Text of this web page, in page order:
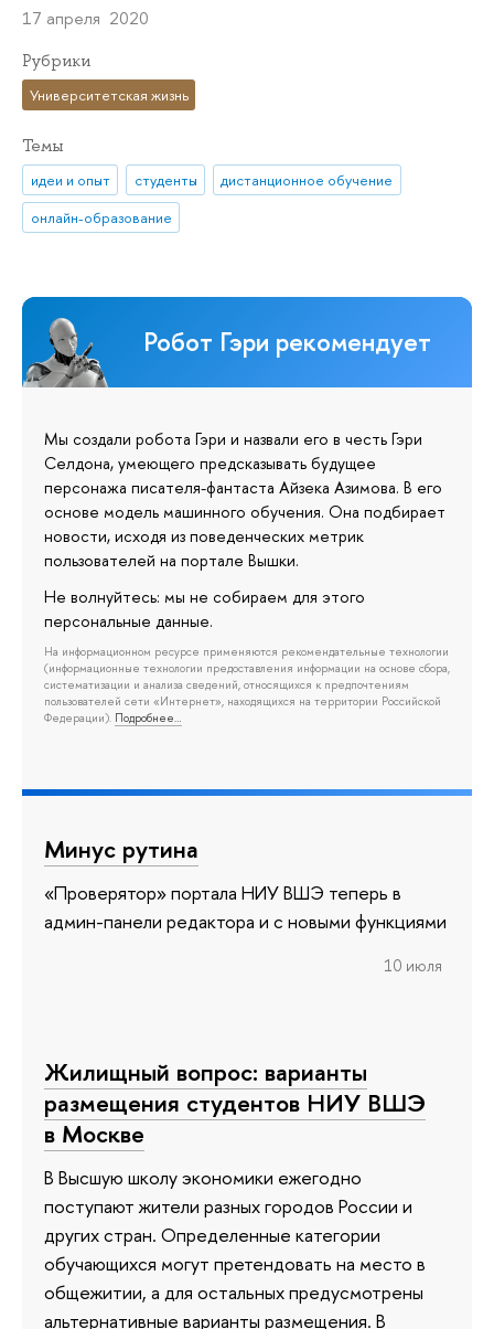
17 апреля 2020
Рубрики
Университетская жизнь
Темы
идеи и опыт студенты
дистанционное обучение
онлайн-образование
Робот Гэри рекомендует
Мы создали робота Гэри и назвали его в честь Гэри
Селдона, умеющего предсказывать будущее
персонажа писателя-фантаста Айзека Азимова. В его
основе модель машинного обучения. Она подбирает
новости, исходя из поведенческих метрик
пользователей на портале Вышки.
Не волнуйтесь: мы не собираем для этого
персональные данные.
На информационном ресурсе применяются рекомендательные технологии
(информационные технологии предоставления информации на основе сбора,
систематизации и анализа сведений, относящихся к предпочтениям
пользователей сети «Интернет», находящихся на территории Российской
Федерации). Подробнее…
Минус рутина
«Проверятор» портала НИУ ВШЭ теперь в
админ-панели редактора и с новыми функциями
10 июля
Жилищный вопрос: варианты
размещения студентов НИУ ВШЭ
в Москве
В Высшую школу экономики ежегодно
поступают жители разных городов России и
других стран. Определенные категории
обучающихся могут претендовать на место в
общежитии, а для остальных предусмотрены
альтернативные варианты размещения. В